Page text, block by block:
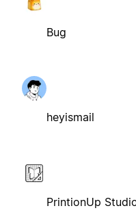
Bug
heyismail
PrintionUp